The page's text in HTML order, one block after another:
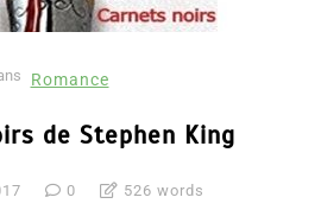
Romance
de Stephen King
0 526 words